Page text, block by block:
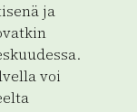
ja
voi